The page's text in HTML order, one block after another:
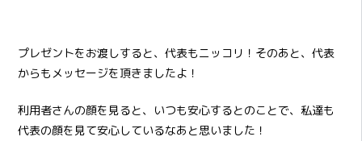
プレゼントをお渡しすると、代表もニッコリ！そのあと、代表
からもメッセージを頂きましたよ！
利用者さんの顔を見ると、いつも安心するとのことで、私達も
代表の顔を見て安心しているなあと思いました！